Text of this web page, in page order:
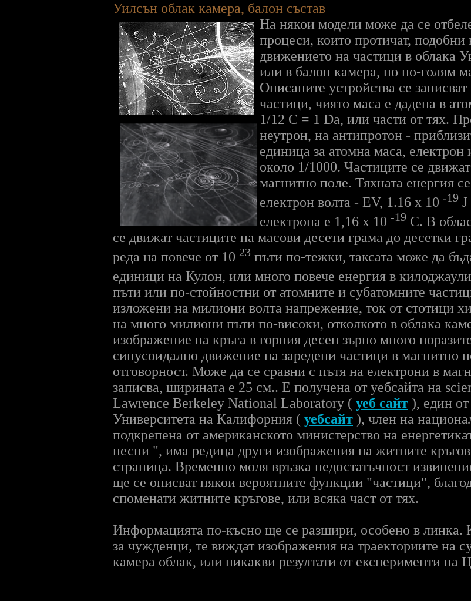
Уилсън облак камера, балон състав
На някои модели може да се
процеси, които протичат, подобни
движението на частици в облака
или в балон камера, но по-голям
Описаните устройства се
частици, чиято маса е дадена в
1/12 C = 1 Da, или части от тях.
неутрон, на антипротон -
единица за атомна маса, електрон
около 1/1000. Частиците се
магнитно поле. Тяхната енергия
електрон волта - EV, 1.16 х 10 -19 J
електрона е 1,16 х 10 -19 C. В
се движат частиците на масови десети грама до десетки
реда на повече от 10 23 пъти по-тежки, таксата може да
единици на Кулон, или много повече енергия в
пъти или по-стойностни от атомните и субатомните
изложени на милиони волта напрежение, ток от стотици
на много милиони пъти по-високи, отколкото в облака
изображение на кръга в горния десен зърно много
синусоидално движение на заредени частици в магнитно
отговорност. Може да се сравни с пътя на електрони в
записва, ширината е 25 см.. Е получена от уебсайта на
Lawrence Berkeley National Laboratory ( уеб сайт ), един
Университета на Калифорния ( уебсайт ), член на
подкрепена от американското министерство на
песни ", има редица други изображения на житните
страница. Временно моля връзка недостатъчност
ще се описват някои вероятните функции "частици",
споменати житните кръгове, или всяка част от тях.
Информацията по-късно ще се разшири, особено в линка.
за чужденци, те виждат изображения на траекториите на
камера облак, или никакви резултати от експерименти на